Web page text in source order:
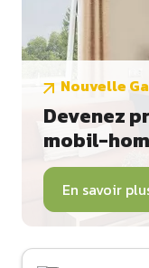
Nouvelle
Devenez
mobil-
En savoir